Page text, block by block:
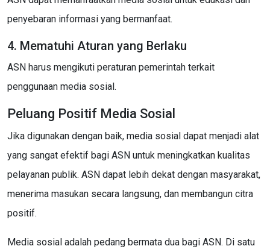
penyebaran informasi yang bermanfaat.
4. Mematuhi Aturan yang Berlaku
ASN harus mengikuti peraturan pemerintah terkait
penggunaan media sosial.
Peluang Positif Media Sosial
Jika digunakan dengan baik, media sosial dapat menjadi alat
yang sangat efektif bagi ASN untuk meningkatkan kualitas
pelayanan publik. ASN dapat lebih dekat dengan masyarakat,
menerima masukan secara langsung, dan membangun citra
positif.
Media sosial adalah pedang bermata dua bagi ASN. Di satu